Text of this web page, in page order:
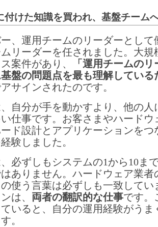
付けた知識を買われ、基盤チーム
、運用チームのリーダーとして
リーダーを任されました。大規
案件があり、
「運用チームの
盤の問題点を最も理解している
サインされたのです。
自分が手を動かすより、他の人
仕事です。お客さまやハードウ
ド設計とアプリケーションをつ
験しました。
必ずしもシステムの1から10ま
ありません。ハードウェア業者
使う言葉は必ずしも一致してい
は、 両者の翻訳的な仕事です。
いると、自分の運用経験がうま
。